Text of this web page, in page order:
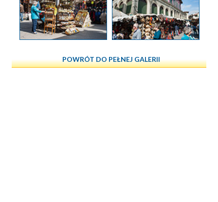
POWRÓT DO PEŁNEJ GALERII